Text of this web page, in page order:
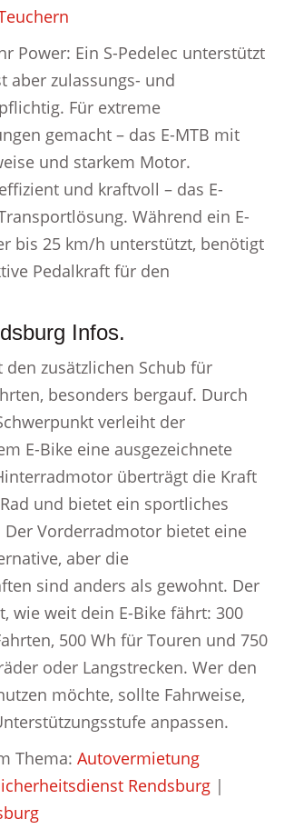
Power: Ein S-Pedelec unterstützt
aber zulassungs- und
Für extreme
gemacht – das E-MTB mit
und starkem Motor.
und kraftvoll – das E-
Während ein E-
bis 25 km/h unterstützt, benötigt
Pedalkraft für den
Infos.
zusätzlichen Schub für
besonders bergauf. Durch
verleiht der
E-Bike eine ausgezeichnete
überträgt die Kraft
und bietet ein sportliches
Der Vorderradmotor bietet eine
aber die
sind anders als gewohnt. Der
wie weit dein E-Bike fährt: 300
500 Wh für Touren und 750
oder Langstrecken. Wer den
möchte, sollte Fahrweise,
anpassen.
Thema: Autovermietung
Rendsburg |